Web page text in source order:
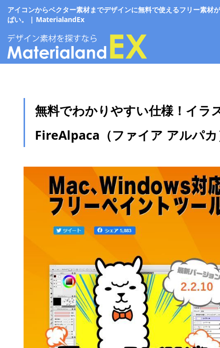
アイコンからベクター素材までデザインに無料で使えるフリー素材
ぱい。 | MaterialandEx
無料でわかりやすい仕様！イラ
FireAlpaca（ファイア アルパ